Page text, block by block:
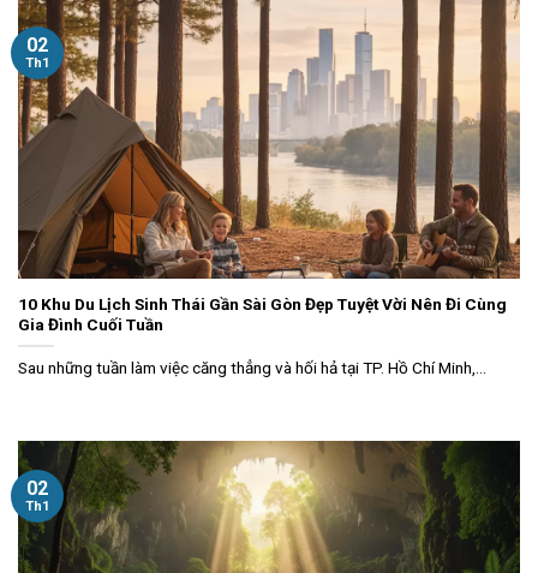
10 Khu Du Lịch Sinh Thái Gần Sài Gòn Đẹp Tuyệt Vời Nên Đi Cùng
Gia Đình Cuối Tuần
Sau những tuần làm việc căng thẳng và hối hả tại TP. Hồ Chí Minh,...
02
Th1
02
Th1